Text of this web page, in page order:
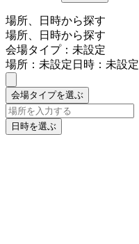
場所、日時から探す
場所、日時から探す
会場タイプ：未設定
場所：未設定日時：未設定
会場タイプを選ぶ
日時を選ぶ